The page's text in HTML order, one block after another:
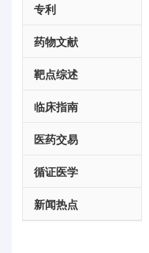
专利
药物文献
靶点综述
临床指南
医药交易
循证医学
新闻热点